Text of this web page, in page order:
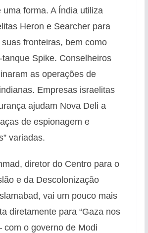
uma forma. A Índia utiliza
Heron e Searcher para
fronteiras, bem como
Spike. Conselheiros
as operações de
Empresas israelitas
ajudam Nova Deli a
de espionagem e
variadas.
diretor do Centro para o
e da Descolonização
vai um pouco mais
diretamente para “Gaza nos
com o governo de Modi